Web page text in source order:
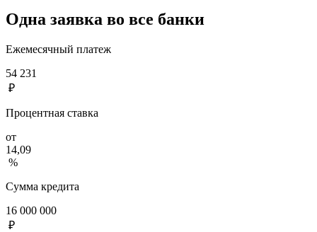
Одна заявка во все банки
Ежемесячный платеж
54 231
₽
Процентная ставка
от
14,09
%
Сумма кредита
16 000 000
₽